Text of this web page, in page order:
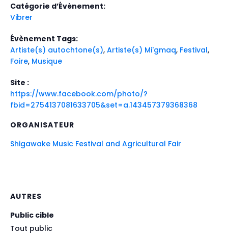
Catégorie d’Évènement:
Vibrer
Évènement Tags:
Artiste(s) autochtone(s), Artiste(s) Mi'gmaq, Festival,
Foire, Musique
Site :
https://www.facebook.com/photo/?
fbid=2754137081633705&set=a.143457379368368
ORGANISATEUR
Shigawake Music Festival and Agricultural Fair
AUTRES
Public cible
Tout public